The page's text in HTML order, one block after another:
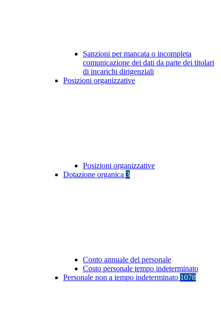
Sanzioni per mancata o incompleta
comunicazione dei dati da parte dei titolari
di incarichi dirigenziali
Posizioni organizzative
Posizioni organizzative
Dotazione organica 3
Conto annuale del personale
Costo personale tempo indeterminato
Personale non a tempo indeterminato 1078